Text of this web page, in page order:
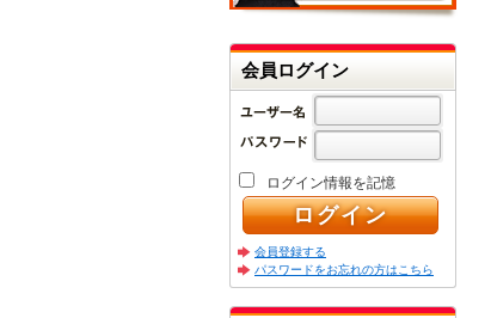
会員ログイン
ログイン情報を記憶
会員登録する
パスワードをお忘れの方はこちら